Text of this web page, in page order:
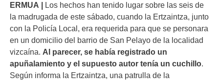
ERMUA
Los hechos han tenido lugar sobre las seis de
la madrugada de este sábado, cuando la Ertzaintza, junto
con la Policía Local, era requerida para que se personara
en un domicilio del barrio de San Pelayo de la localidad
vizcaína. Al parecer, se había registrado un
apuñalamiento y el supuesto autor tenía un cuchillo.
Según informa la Ertzaintza, una patrulla de la